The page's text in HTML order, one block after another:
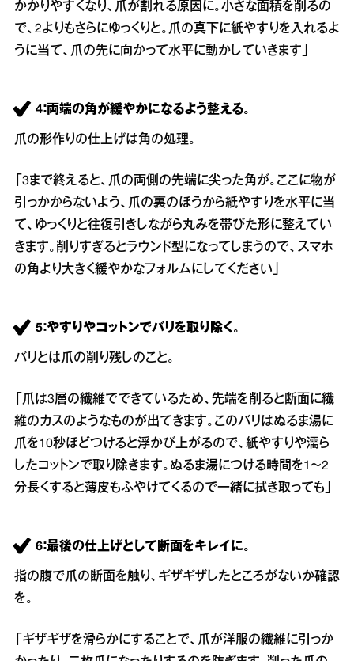
かかりやすくなり、爪が割れる原因に。小さな面積を削るの
で、2よりもさらにゆっくりと。爪の真下に紙やすりを入れるよ
うに当て、爪の先に向かって水平に動かしていきます」
4：両端の角が緩やかになるよう整える。
爪の形作りの仕上げは角の処理。
「3まで終えると、爪の両側の先端に尖った角が。ここに物が
引っかからないよう、爪の裏のほうから紙やすりを水平に当
て、ゆっくりと往復引きしながら丸みを帯びた形に整えてい
きます。削りすぎるとラウンド型になってしまうので、スマホ
の角より大きく緩やかなフォルムにしてください」
5：やすりやコットンでバリを取り除く。
バリとは爪の削り残しのこと。
「爪は3層の繊維でできているため、先端を削ると断面に繊
維のカスのようなものが出てきます。このバリはぬるま湯に
爪を10秒ほどつけると浮かび上がるので、紙やすりや濡ら
したコットンで取り除きます。ぬるま湯につける時間を1～2
分長くすると薄皮もふやけてくるので一緒に拭き取っても」
6：最後の仕上げとして断面をキレイに。
指の腹で爪の断面を触り、ギザギザしたところがないか確認
を。
「ギザギザを滑らかにすることで、爪が洋服の繊維に引っか